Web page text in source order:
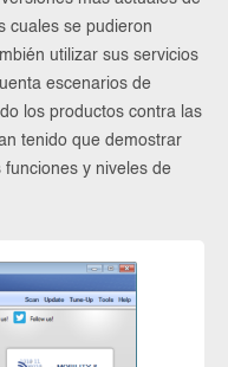
cuales se pudieron
utilizar sus servicios
escenarios de
los productos contra las
tenido que demostrar
y niveles de